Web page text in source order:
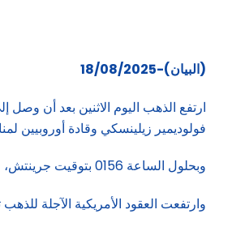
(البيان)-18/08/2025
ارتفع الذهب اليوم الاثنين بعد أن
فولوديمير زيلينسكي وقادة أوروبيين
وبحلول الساعة 0156 بتوقيت جرينتش، صعد الذهب في المعاملات الفورية 0.3 بالمئة إلى 3345.64 دولار للأوقية (الأونصة)، بعد أن سجل أدنى مستوى له منذ أول أغسطس آب.
وارتفعت العقود الأمريكية الآجلة للذهب تسليم ديسمبر